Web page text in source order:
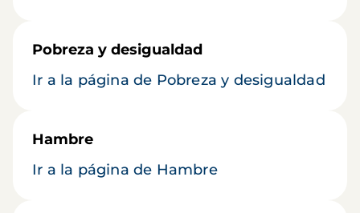
Pobreza y desigualdad
Ir a la página de Pobreza y desigualdad
Hambre
Ir a la página de Hambre